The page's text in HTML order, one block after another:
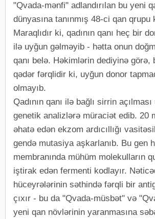
"Qvada-mənfi" adlandırılan bu yeni
dünyasına tanınmış 48-ci qan
Maraqlıdır ki, qadının qanı heç bir
ilə uyğun gəlməyib - hətta onun
qanı belə. Həkimlərin dediyinə görə,
qədər fərqlidir ki, uyğun donor
olmayıb.
Qadının qanı ilə bağlı sirrin
genetik analizlərə müraciət edib. 20
əhatə edən ekzom ardıcıllığı
gendə mutasiya aşkarlanıb. Bu gen
membranında mühüm molekulların
iştirak edən fermenti kodlayır.
hüceyrələrinin səthində fərqli bir
çıxır - bu da "Qvada-müsbət" və
yeni qan növlərinin yaranmasına